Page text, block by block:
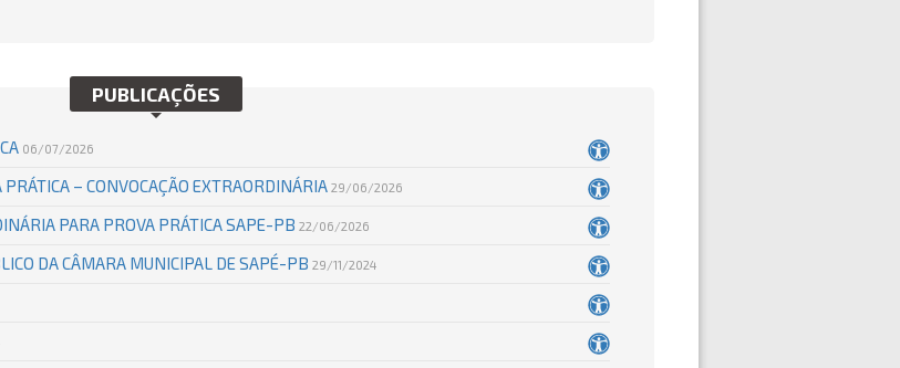
PUBLICAÇÕES
06/07/2026
– CONVOCAÇÃO EXTRAORDINÁRIA 29/06/2026
PARA PROVA PRÁTICA SAPE-PB 22/06/2026
DA CÂMARA MUNICIPAL DE SAPÉ-PB 29/11/2024